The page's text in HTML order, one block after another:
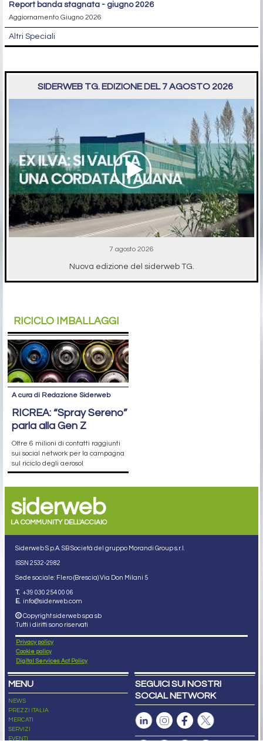
report banda stagnata - giugno 2026
Aggiornamento Giugno 2026
Altri Speciali
SIDERWEB TG. EDIZIONE DEL 7 AGOSTO 2026
7 agosto 2026
Nuova edizione del siderweb TG.
RICICLO IMBALLAGGI
A cura di Redazione Siderweb
RICREA: “Spray Sereno”
parla alla Gen Z
Oltre 6 milioni di contatti raggiunti
sui social network per la campagna
sul riciclo degli aerosol
siderweb
LA COMMUNITY DELL'ACCIAIO
Siderweb S.p.A. SB Società del gruppo Morandi Group s.r.l.
ISSN 2532-2982
Sede sociale: Flero (Brescia) Via Don Milani 5
T. +39 030 254 00 06
E. info@siderweb.com
Copyright siderweb spa sb
Tutti i diritti sono riservati
Privacy policy
Cookie policy
Digital Services Act Policy
MENU
NEWS
PREZZI ITALIA
MERCATI
SERVIZI
EVENTI
SEGUICI SUI NOSTRI
SOCIAL NETWORK